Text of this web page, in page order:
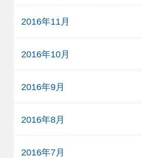
2016年11月
2016年10月
2016年9月
2016年8月
2016年7月